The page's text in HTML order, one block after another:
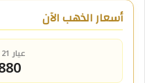
أسعار الذهب الآن
عيار 21 (الأكثر مبيعاً)